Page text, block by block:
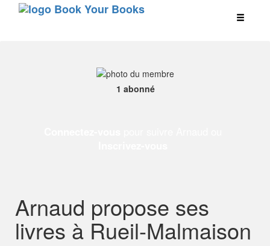
1 abonné
Arnaud propose ses
livres à Rueil-Malmaison